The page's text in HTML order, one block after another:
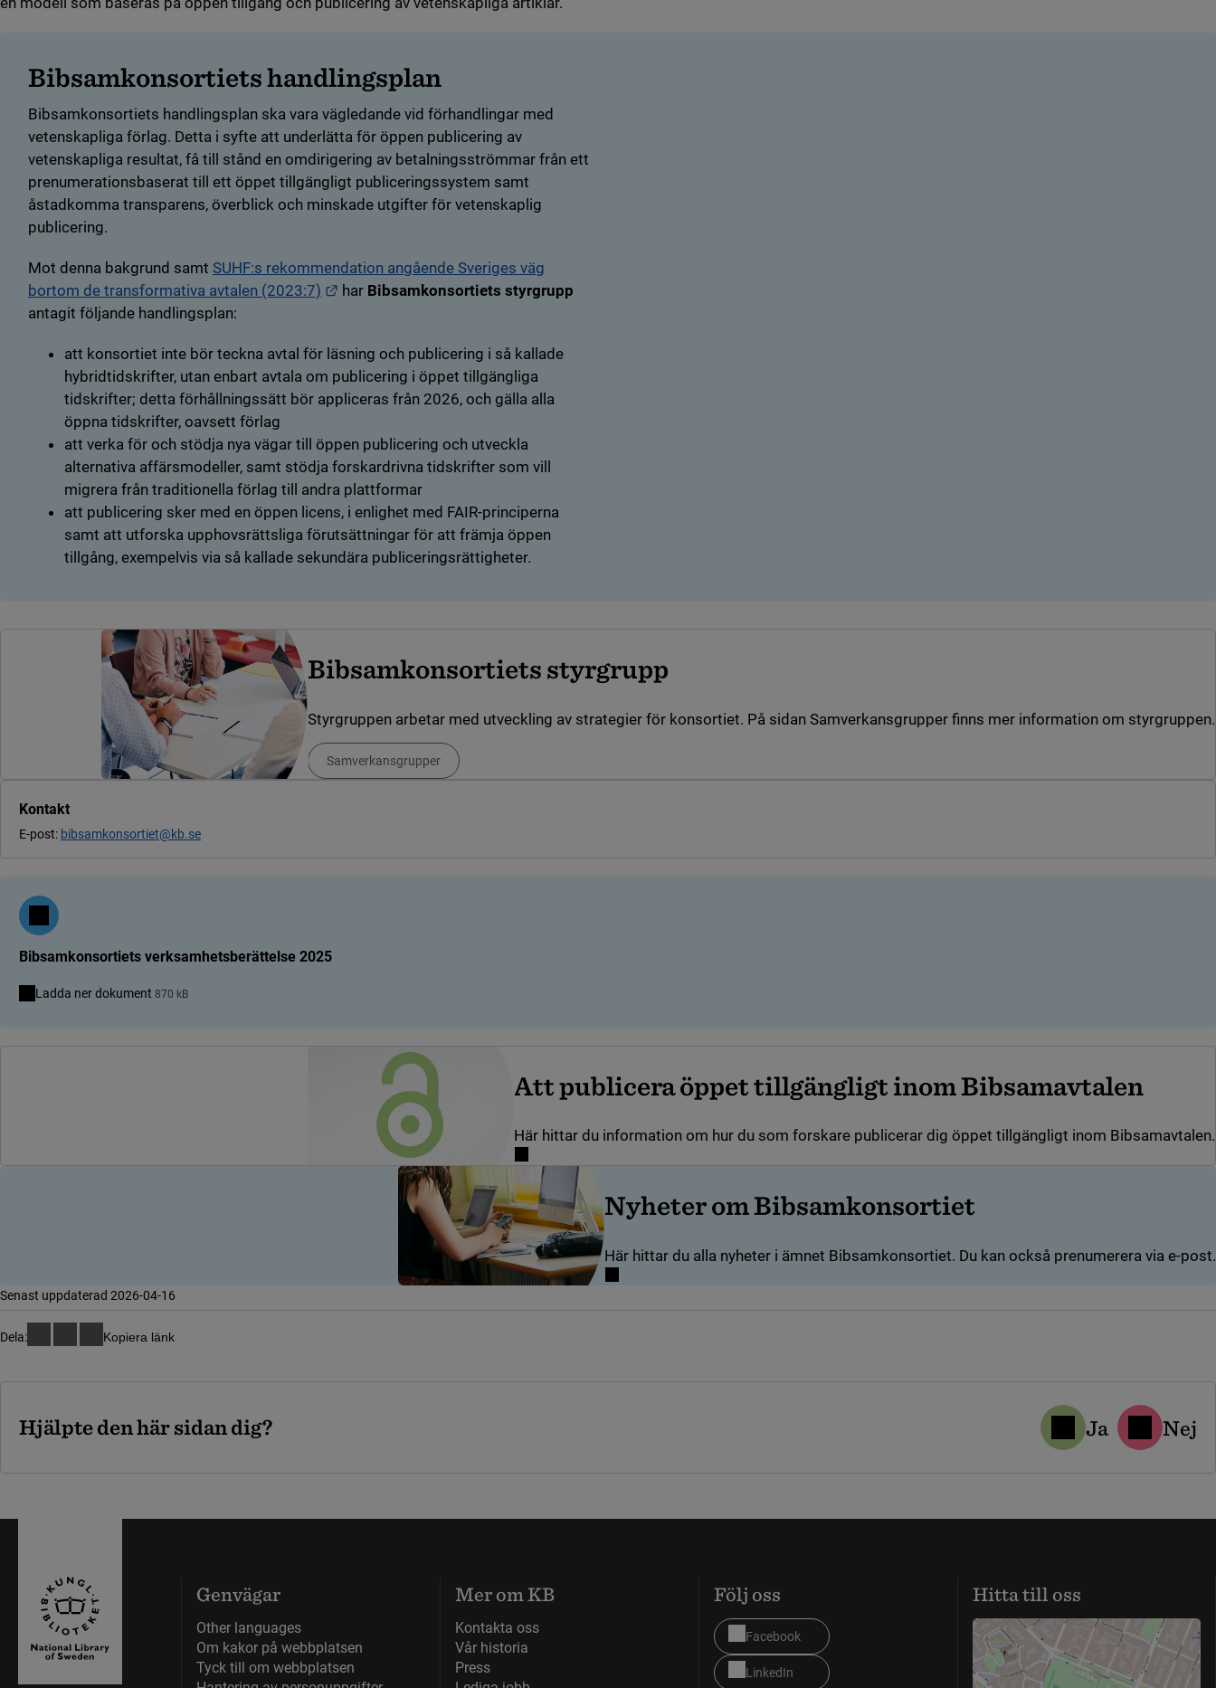
Bibsamkonsortiets handlingsplan
Bibsamkonsortiets handlingsplan ska vara vägledande vid förhandlingar med
vetenskapliga förlag. Detta i syfte att underlätta för öppen publicering av
vetenskapliga resultat, få till stånd en omdirigering av betalningsströmmar från ett
prenumerationsbaserat till ett öppet tillgängligt publiceringssystem samt
åstadkomma transparens, överblick och minskade utgifter för vetenskaplig
publicering.
Mot denna bakgrund samt SUHF:s rekommendation angående Sveriges väg
bortom de transformativa avtalen (2023:7)
Länk till annan webbplats.
har Bibsamkonsortiets styrgrupp
antagit följande handlingsplan:
att konsortiet inte bör teckna avtal för läsning och publicering i så kallade
hybridtidskrifter, utan enbart avtala om publicering i öppet tillgängliga
tidskrifter; detta förhållningssätt bör appliceras från 2026, och gälla alla
öppna tidskrifter, oavsett förlag
att verka för och stödja nya vägar till öppen publicering och utveckla
alternativa affärsmodeller, samt stödja forskardrivna tidskrifter som vill
migrera från traditionella förlag till andra plattformar
att publicering sker med en öppen licens, i enlighet med FAIR-principerna
samt att utforska upphovsrättsliga förutsättningar för att främja öppen
tillgång, exempelvis via så kallade sekundära publiceringsrättigheter.
Bibsamkonsortiets styrgrupp
Styrgruppen arbetar med utveckling av strategier för konsortiet. På sidan Samverkansgrupper finns mer information om styrgruppen.
Samverkansgrupper(länk till annan webbplats)
Kontakt
E-post: bibsamkonsortiet@kb.se
Bibsamkonsortiets verksamhetsberättelse 2025
Ladda ner dokument 870 kB
Att publicera öppet tillgängligt inom Bibsamavtalen
Här hittar du information om hur du som forskare publicerar dig öppet tillgängligt inom Bibsamavtalen.
Nyheter om Bibsamkonsortiet(länk till annan
Här hittar du alla nyheter i ämnet Bibsamkonsortiet. Du kan också prenumerera via e-post.
Senast uppdaterad 2026-04-16
Dela: Kopiera länk
Hjälpte den här sidan dig? Ja Nej
Genvägar
Other languages
Om kakor på webbplatsen
Tyck till om webbplatsen
Mer om KB
Kontakta oss
Vår historia
Press
Följ oss
Facebook
LinkedIn
Hitta till oss